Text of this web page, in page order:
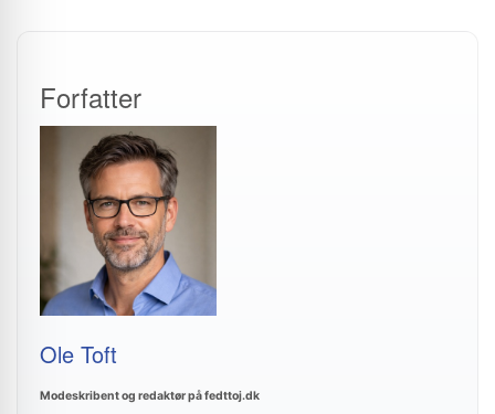
Forfatter
Ole Toft
Modeskribent og redaktør på fedttoj.dk